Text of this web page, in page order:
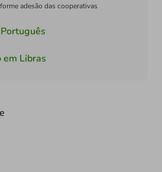
adesão das cooperativas
Libras